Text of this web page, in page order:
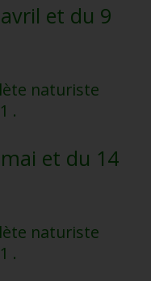
et du 9
naturiste
.
et du 14
naturiste
.